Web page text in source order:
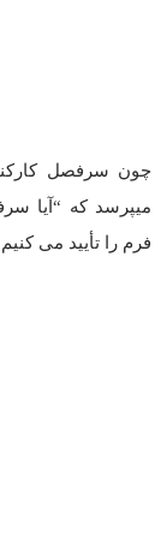
چون سرفصل
میپرسد که “آیا
فرم را تأیید می